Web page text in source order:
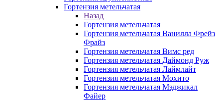
Гортензия метельчатая
Назад
Гортензия метельчатая
Гортензия метельчатая Ванилла Фрейз
Фрайз
Гортензия метельчатая Вимс ред
Гортензия метельчатая Даймонд Руж
Гортензия метельчатая Лаймлайт
Гортензия метельчатая Мохито
Гортензия метельчатая Мэджикал
Файер